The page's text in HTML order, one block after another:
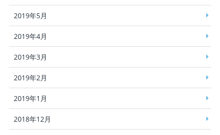
2019年5月
2019年4月
2019年3月
2019年2月
2019年1月
2018年12月